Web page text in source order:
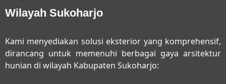
Wilayah Sukoharjo
Kami menyediakan solusi eksterior yang komprehensif,
dirancang untuk memenuhi berbagai gaya arsitektur
hunian di wilayah Kabupaten Sukoharjo: